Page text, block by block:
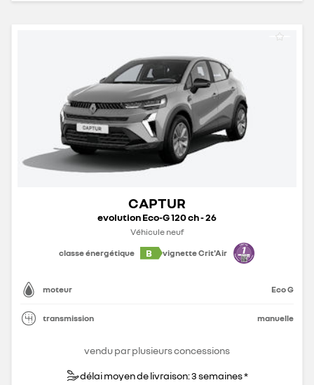
CAPTUR
evolution Eco-G 120 ch - 26
Véhicule neuf
classe énergétique
B vignette Crit'Air
moteur Eco G
transmission manuelle
vendu par plusieurs concessions
délai moyen de livraison: 3 semaines *